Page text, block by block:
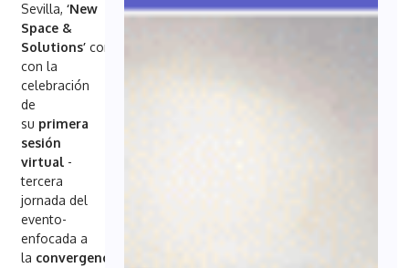
Sevilla,‘New
Space &
Solutions’ continuó
con la
celebración
de
su primera
sesión
virtual -
tercera
jornada del
evento-
enfocada a
la convergencia